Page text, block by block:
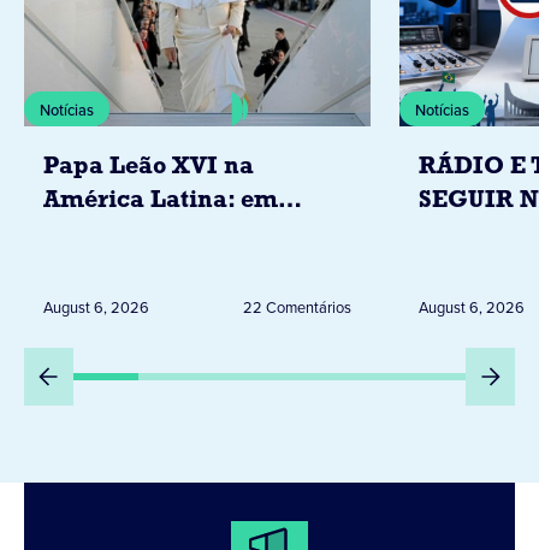
Notícias
Papa Leão XVI na
América Latina: em
Peru
August 6, 2026 22 Comentários
Notícias
RÁDIO E
SEGUIR
DESTA
August 6, 2026